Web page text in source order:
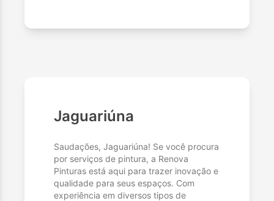
Jaguariúna
Saudações, Jaguariúna! Se você procura
por serviços de pintura, a Renova
Pinturas está aqui para trazer inovação e
qualidade para seus espaços. Com
experiência em diversos tipos de